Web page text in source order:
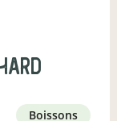
boissons